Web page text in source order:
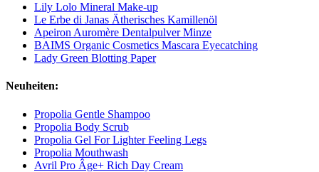
Lily Lolo Mineral Make-up
Le Erbe di Janas Ätherisches Kamillenöl
Apeiron Auromère Dentalpulver Minze
BAIMS Organic Cosmetics Mascara Eyecatching
Lady Green Blotting Paper
Neuheiten:
Propolia Gentle Shampoo
Propolia Body Scrub
Propolia Gel For Lighter Feeling Legs
Propolia Mouthwash
Avril Pro Âge+ Rich Day Cream